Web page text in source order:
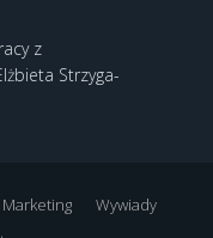
z
Strzyga-
Marketing
Wywiady